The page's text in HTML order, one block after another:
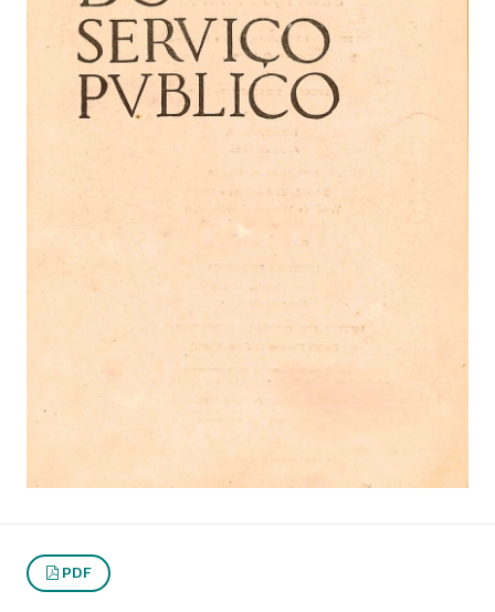
PDF